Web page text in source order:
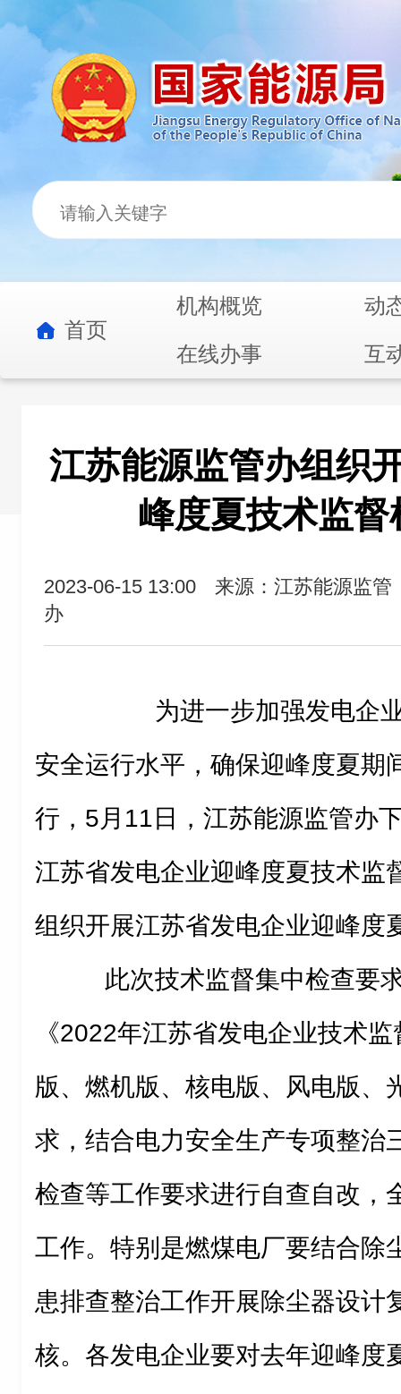
首页
机构概览
动
在线办事
互
江苏能源监管办组织
峰度夏技术监督
2023-06-15 13:00
来源：江苏能源监管
办
为进一步加强发电企业
安全运行水平，确保迎峰度夏期
行，5月11日，江苏能源监管办
江苏省发电企业迎峰度夏技术监
组织开展江苏省发电企业迎峰度
此次技术监督集中检查要求
《2022年江苏省发电企业技术
版、燃机版、核电版、风电版、
求，结合电力安全生产专项整治
检查等工作要求进行自查自改，
工作。特别是燃煤电厂要结合除
患排查整治工作开展除尘器设计
核。各发电企业要对去年迎峰度